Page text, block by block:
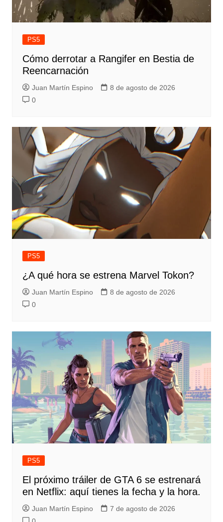
PS5
Cómo derrotar a Rangifer en Bestia de
Reencarnación
Juan Martín Espino
8 de agosto de 2026
0
PS5
¿A qué hora se estrena Marvel Tokon?
Juan Martín Espino
8 de agosto de 2026
0
PS5
El próximo tráiler de GTA 6 se estrenará
en Netflix: aquí tienes la fecha y la hora.
Juan Martín Espino
7 de agosto de 2026